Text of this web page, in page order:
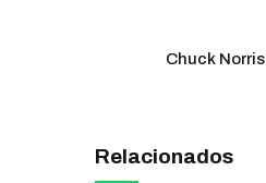
Chuck
Relacionados